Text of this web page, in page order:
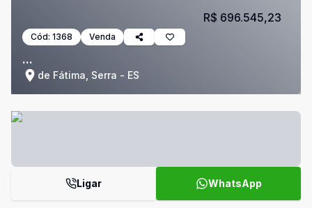
Cód: 1368 Venda
...
de Fátima, Serra - ES
R$ 696.545,23
Ligar WhatsApp